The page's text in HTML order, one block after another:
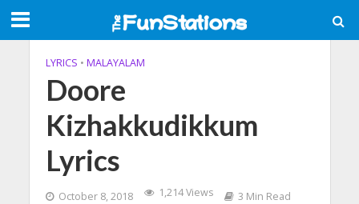
LYRICS • MALAYALAM
Doore
Kizhakkudikkum
Lyrics
October 8, 2018 1,214 Views 3 Min Read